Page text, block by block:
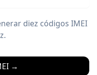
diez códigos IMEI
→